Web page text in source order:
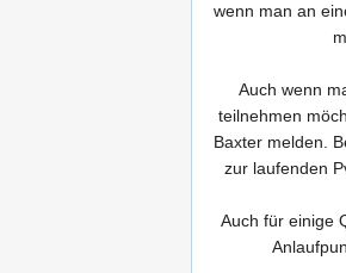
wenn man an
Auch wenn
teilnehmen
Baxter melden.
zur laufenden
Auch für einige